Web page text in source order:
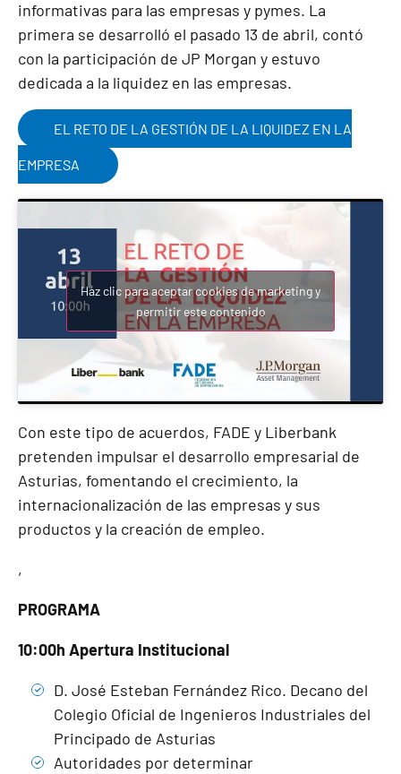
informativas para las empresas y pymes. La
primera se desarrolló el pasado 13 de abril, contó
con la participación de JP Morgan y estuvo
dedicada a la liquidez en las empresas.
EL RETO DE LA GESTIÓN DE LA LIQUIDEZ EN LA
EMPRESA
Haz clic para aceptar cookies de marketing y
permitir este contenido
Con este tipo de acuerdos, FADE y Liberbank
pretenden impulsar el desarrollo empresarial de
Asturias, fomentando el crecimiento, la
internacionalización de las empresas y sus
productos y la creación de empleo.
,
PROGRAMA
10:00h Apertura Institucional
D. José Esteban Fernández Rico. Decano del
Colegio Oficial de Ingenieros Industriales del
Principado de Asturias
Autoridades por determinar